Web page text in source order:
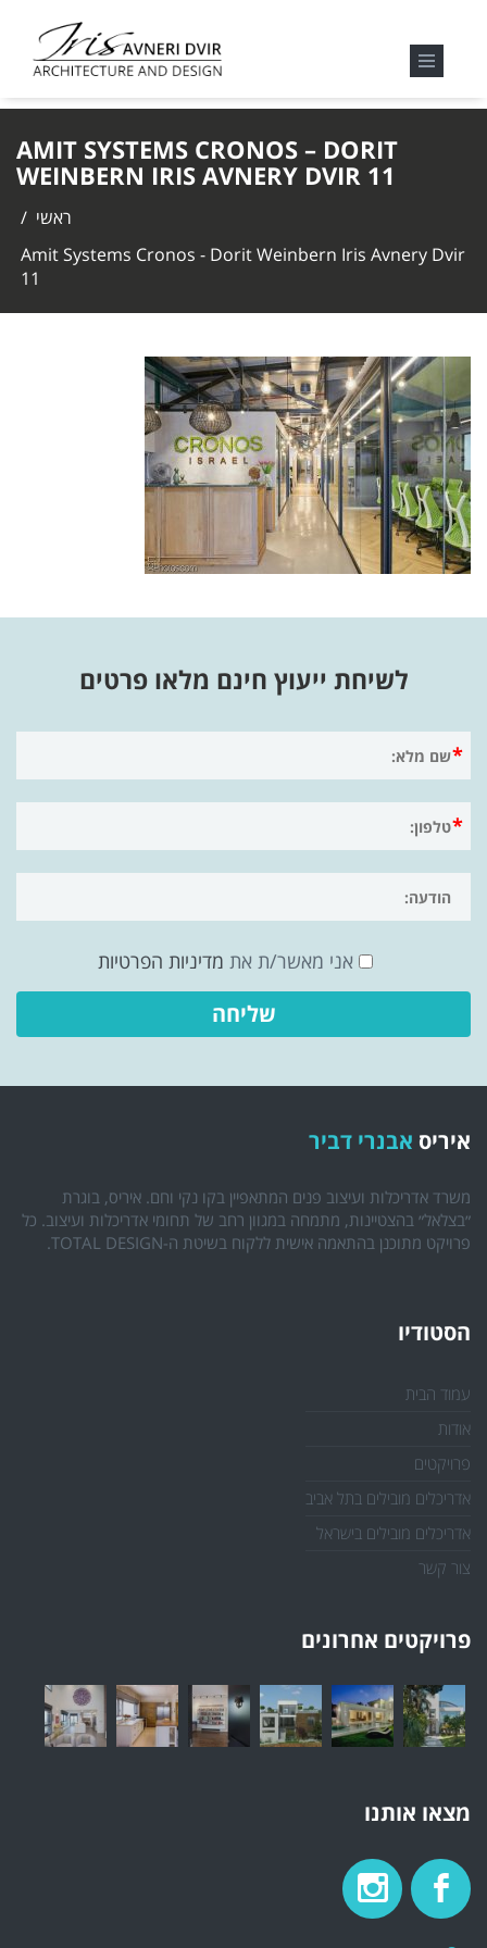
AMIT SYSTEMS CRONOS – DORIT
WEINBERN IRIS AVNERY DVIR 11
ראשי /
Amit Systems Cronos - Dorit Weinbern Iris Avnery Dvir
11
לשיחת ייעוץ חינם מלאו פרטים
אני מאשר/ת את מדיניות הפרטיות
איריס אבנרי דביר
משרד אדריכלות ועיצוב פנים המתאפיין בקו נקי וחם. איריס, בוגרת
״בצלאל״ בהצטיינות, מתמחה במגוון רחב של תחומי אדריכלות ועיצוב. כל
פרויקט מתוכנן בהתאמה אישית ללקוח בשיטת ה-TOTAL DESIGN.
הסטודיו
עמוד הבית
אודות
פרויקטים
אדריכלים מובילים בתל אביב
אדריכלים מובילים בישראל
צור קשר
פרויקטים אחרונים
מצאו אותנו